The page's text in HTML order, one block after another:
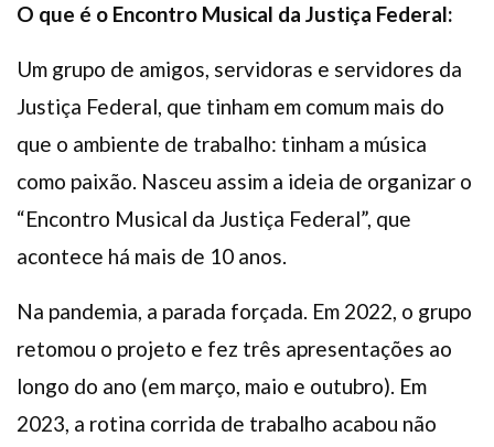
O que é o Encontro Musical da Justiça Federal:
Um grupo de amigos, servidoras e servidores da
Justiça Federal, que tinham em comum mais do
que o ambiente de trabalho: tinham a música
como paixão. Nasceu assim a ideia de organizar o
“Encontro Musical da Justiça Federal”, que
acontece há mais de 10 anos.
Na pandemia, a parada forçada. Em 2022, o grupo
retomou o projeto e fez três apresentações ao
longo do ano (em março, maio e outubro). Em
2023, a rotina corrida de trabalho acabou não